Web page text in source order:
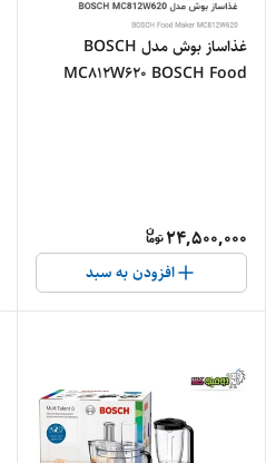
غذاساز بوش مدل BOSCH
MC812W620 BOSCH Food
24,500,000
افزودن به سبد